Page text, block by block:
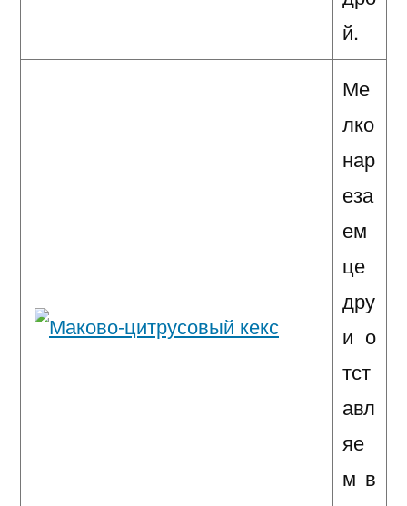
й.
Ме
лко
нар
еза
ем
це
дру
и о
тст
авл
яе
м в